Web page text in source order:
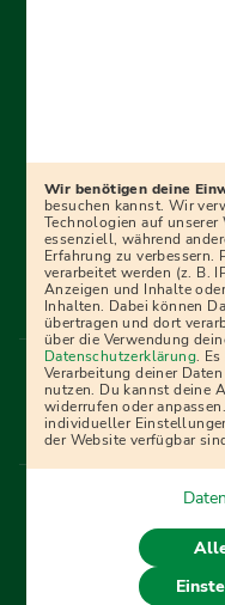
Erfolgreich
begleiten dich Schritt
Ratgebern und
Videokursen und
Menü Fußleiste
Impressum
Partner
AGB
Bestellung
© 2026
Wir benötigen deine
besuchen kannst. Wir
Technologien auf
essenziell, während
Erfahrung zu verbessern.
verarbeitet werden (z. B.
Anzeigen und Inhalte
Inhalten. Dabei können
übertragen und dort
über die Verwendung
Datenschutzerklärung.
Verarbeitung deiner
nutzen. Du kannst deine
widerrufen oder
individueller
der Website verfügbar